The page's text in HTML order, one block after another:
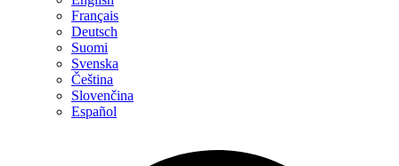
Français
Deutsch
Suomi
Svenska
Čeština
Slovenčina
Español